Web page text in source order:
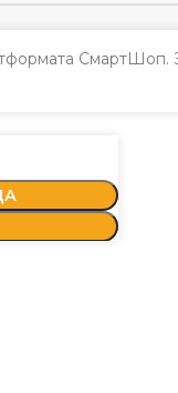
СмартШоп.